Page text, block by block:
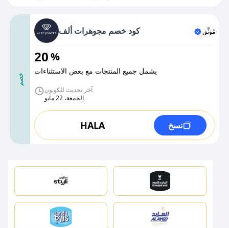
خصم
كود خصم مجوهرات ألف مُوثَّق
20%
يشمل جميع المنتجات مع بعض الاستثناءات
آخر تحديث للكوبون
الجمعة، 22 مايو
HALA نسخ